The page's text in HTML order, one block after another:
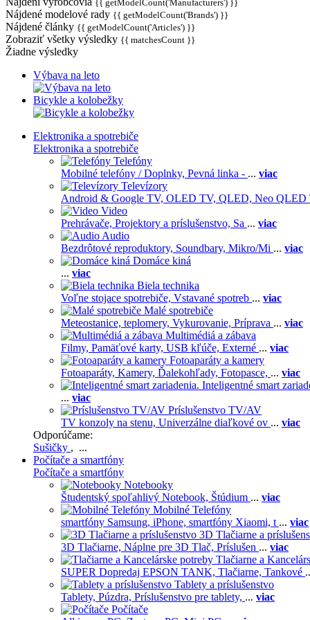
{{ getModelCount('Manufacturers') }}
Nájdené modelové rady {{ getModelCount('Brands') }}
Nájdené články {{ getModelCount('Articles') }}
Zobraziť všetky výsledky {{ matchesCount }}
Žiadne výsledky
Výbava na leto
Bicykle a kolobežky
Elektronika a spotrebiče
Elektronika a spotrebiče
Telefóny
Mobilné telefóny / Doplnky, Pevná linka - ... viac
Televízory
Android & Google TV, OLED TV, QLED, Neo QLED
Video
Prehrávače, Projektory a príslušenstvo, Sa ... viac
Audio
Bezdrôtové reproduktory, Soundbary, Mikro/Mi ... viac
Domáce kiná
... viac
Biela technika
Voľne stojace spotrebiče, Vstavané spotreb ... viac
Malé spotrebiče
Meteostanice, teplomery, Vykurovanie, Príprava ... viac
Multimédiá a zábava
Filmy, Pamäťové karty, USB kľúče, Externé ... viac
Fotoaparáty a kamery
Fotoaparáty, Kamery, Ďalekohľady, Fotopasce, ... viac
Inteligentné smart
... viac
Príslušenstvo TV/AV
TV konzoly na stenu, Univerzálne diaľkové ov ... viac
Odporúčame:
Sušičky , ...
Počítače a smartfóny
Počítače a smartfóny
Notebooky
Študentský spoľahlivý Notebook, Štúdium ... viac
Mobilné Telefóny
smartfóny Samsung, iPhone, smartfóny Xiaomi, t ... viac
3D Tlačiarne a
3D Tlačiarne, Náplne pre 3D Tlač, Príslušen ... viac
Tlačiarne a
SUPER Dopredaj EPSON TANK, Tlačiarne, Tankové
Tablety a príslušenstvo
Tablety, Púzdra, Príslušenstvo pre tablety, ... viac
Počítače